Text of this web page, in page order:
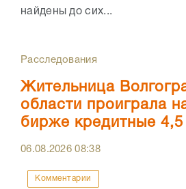
найдены до сих...
Расследования
Жительница
области проиграла
бирже кредитные
06.08.202608:38
Комментарии